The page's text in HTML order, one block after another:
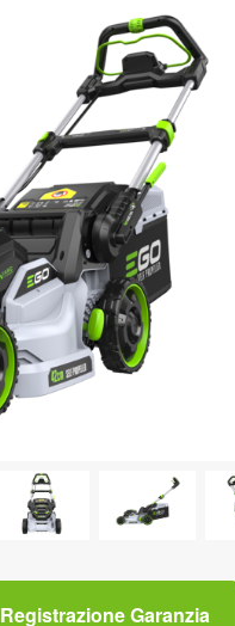
Registrazione Garanzia